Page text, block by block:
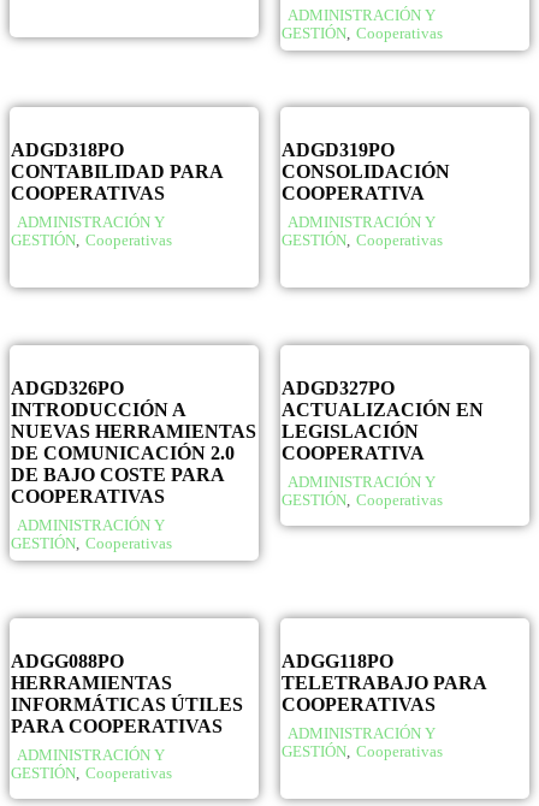
ADMINISTRACIÓN Y
GESTIÓN, Cooperativas
ADGD318PO
CONTABILIDAD PARA
COOPERATIVAS
ADMINISTRACIÓN Y
GESTIÓN, Cooperativas
ADGD319PO
CONSOLIDACIÓN
COOPERATIVA
ADMINISTRACIÓN Y
GESTIÓN, Cooperativas
ADGD326PO
INTRODUCCIÓN A
NUEVAS HERRAMIENTAS
DE COMUNICACIÓN 2.0
DE BAJO COSTE PARA
COOPERATIVAS
ADMINISTRACIÓN Y
GESTIÓN, Cooperativas
ADGD327PO
ACTUALIZACIÓN EN
LEGISLACIÓN
COOPERATIVA
ADMINISTRACIÓN Y
GESTIÓN, Cooperativas
ADGG088PO
HERRAMIENTAS
INFORMÁTICAS ÚTILES
PARA COOPERATIVAS
ADMINISTRACIÓN Y
GESTIÓN, Cooperativas
ADGG118PO
TELETRABAJO PARA
COOPERATIVAS
ADMINISTRACIÓN Y
GESTIÓN, Cooperativas